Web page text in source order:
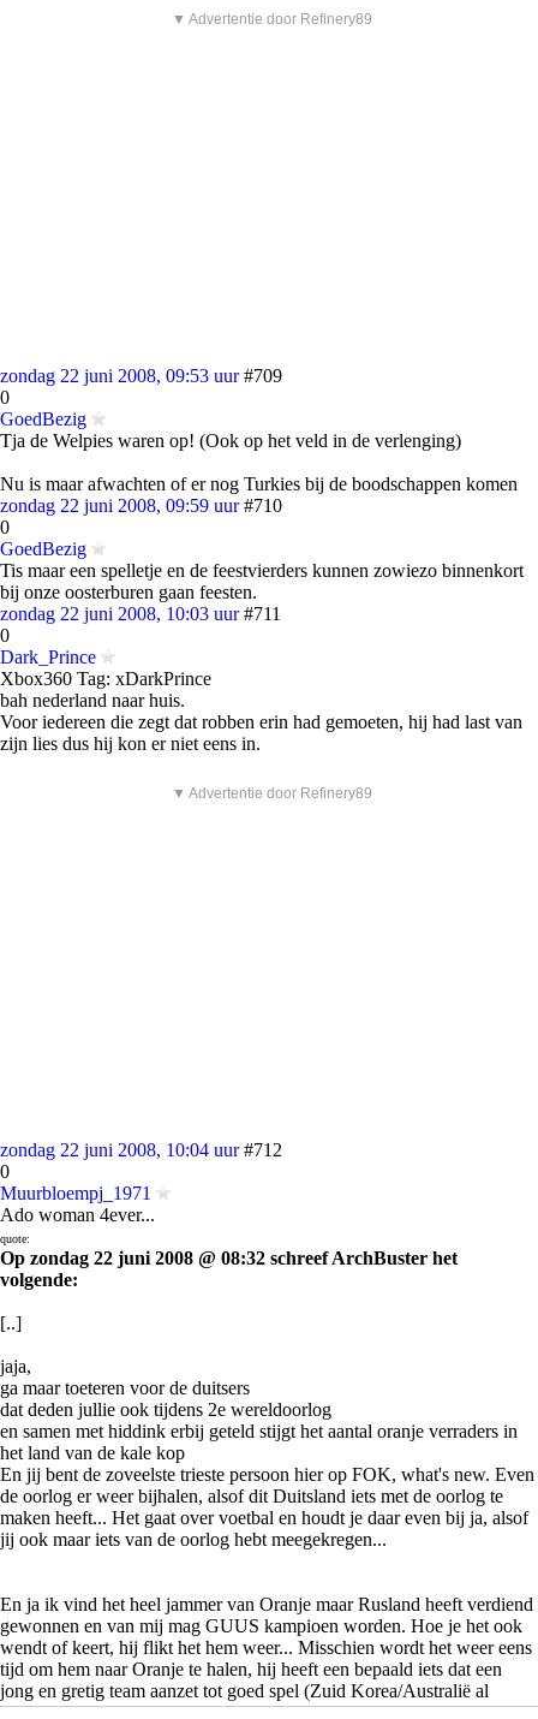
▼ Advertentie door Refinery89
zondag 22 juni 2008, 09:53 uur #709
0
GoedBezig
Tja de Welpies waren op! (Ook op het veld in de verlenging)
Nu is maar afwachten of er nog Turkies bij de boodschappen komen
zondag 22 juni 2008, 09:59 uur #710
0
GoedBezig
Tis maar een spelletje en de feestvierders kunnen zowiezo binnenkort
bij onze oosterburen gaan feesten.
zondag 22 juni 2008, 10:03 uur #711
0
Dark_Prince
Xbox360 Tag: xDarkPrince
bah nederland naar huis.
Voor iedereen die zegt dat robben erin had gemoeten, hij had last van
zijn lies dus hij kon er niet eens in.
▼ Advertentie door Refinery89
zondag 22 juni 2008, 10:04 uur #712
0
Muurbloempj_1971
Ado woman 4ever...
quote:
Op zondag 22 juni 2008 @ 08:32 schreef ArchBuster het
volgende:
[..]
jaja,
ga maar toeteren voor de duitsers
dat deden jullie ook tijdens 2e wereldoorlog
en samen met hiddink erbij geteld stijgt het aantal oranje verraders in
het land van de kale kop
En jij bent de zoveelste trieste persoon hier op FOK, what's new. Even
de oorlog er weer bijhalen, alsof dit Duitsland iets met de oorlog te
maken heeft... Het gaat over voetbal en houdt je daar even bij ja, alsof
jij ook maar iets van de oorlog hebt meegekregen...
En ja ik vind het heel jammer van Oranje maar Rusland heeft verdiend
gewonnen en van mij mag GUUS kampioen worden. Hoe je het ook
wendt of keert, hij flikt het hem weer... Misschien wordt het weer eens
tijd om hem naar Oranje te halen, hij heeft een bepaald iets dat een
jong en gretig team aanzet tot goed spel (Zuid Korea/Australië al
eerder)...